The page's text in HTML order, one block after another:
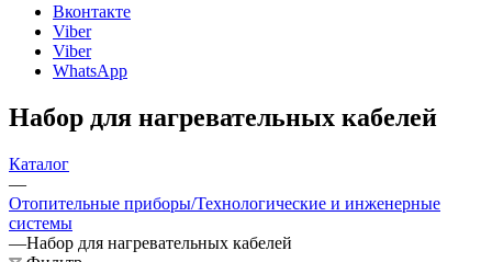
Вконтакте
Viber
Viber
WhatsApp
Набор для нагревательных кабелей
Каталог
—
Отопительные приборы/Технологические и инженерные
системы
—Набор для нагревательных кабелей